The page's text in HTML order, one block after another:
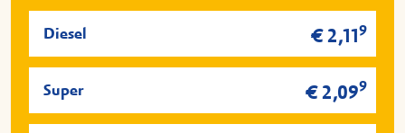
Diesel € 2,119
Super € 2,099